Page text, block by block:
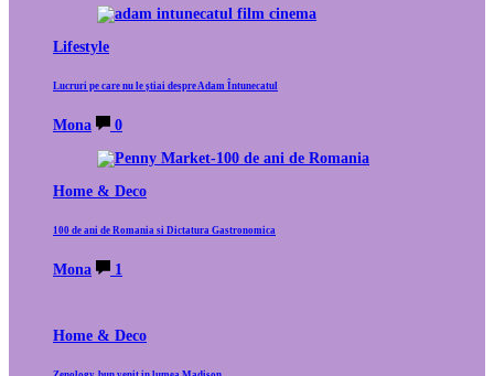
Lifestyle
Lucruri pe care nu le știai despre Adam Întunecatul
Mona 0
Home & Deco
100 de ani de Romania si Dictatura Gastronomica
Mona 1
Home & Deco